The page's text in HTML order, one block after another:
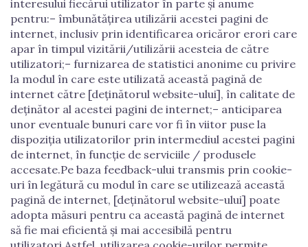
interesului fiecărui utilizator în parte și anume
pentru:– îmbunătățirea utilizării acestei pagini de
internet, inclusiv prin identificarea oricăror erori care
apar în timpul vizitării/utilizării acesteia de către
utilizatori;– furnizarea de statistici anonime cu privire
la modul în care este utilizată această pagină de
internet către [deținătorul website-ului], în calitate de
deținător al acestei pagini de internet;– anticiparea
unor eventuale bunuri care vor fi în viitor puse la
dispoziția utilizatorilor prin intermediul acestei pagini
de internet, în funcție de serviciile / produsele
accesate.Pe baza feedback-ului transmis prin cookie-
uri în legătură cu modul în care se utilizează această
pagină de internet, [deținătorul website-ului] poate
adopta măsuri pentru ca această pagină de internet
să fie mai eficientă și mai accesibilă pentru